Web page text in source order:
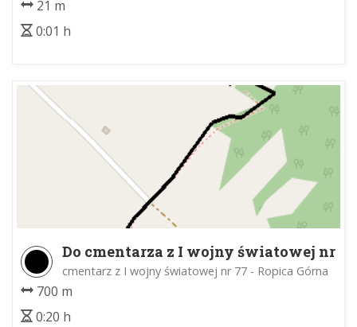
21 m
0:01 h
Do cmentarza z I wojny światowej nr
77
cmentarz z I wojny światowej nr 77 - Ropica Górna
700 m
0:20 h